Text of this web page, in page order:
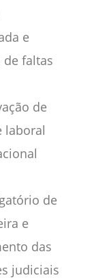
e
de faltas
de
laboral
de
e
das
judiciais